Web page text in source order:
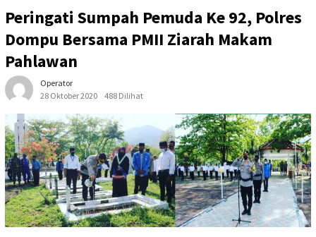
Peringati Sumpah Pemuda Ke 92, Polres
Dompu Bersama PMII Ziarah Makam
Pahlawan
Operator
28 Oktober 2020
488 Dilihat